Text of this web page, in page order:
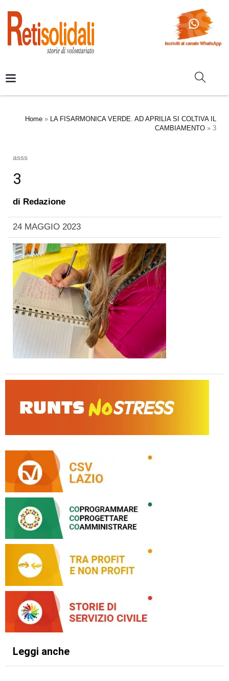
Home » LA FISARMONICA VERDE. AD APRILIA SI COLTIVA IL
CAMBIAMENTO » 3
asss
3
di Redazione
24 MAGGIO 2023
Leggi anche